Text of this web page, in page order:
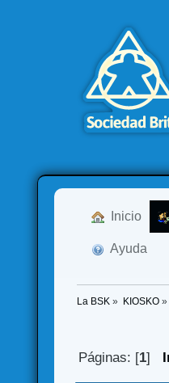
Inicio
Ayuda
La BSK » KIOSKO»
Páginas: [1]